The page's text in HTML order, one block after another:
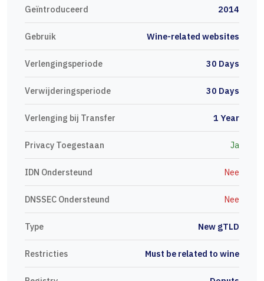
Geïntroduceerd 2014
Gebruik Wine-related websites
Verlengingsperiode 30 Days
Verwijderingsperiode 30 Days
Verlenging bij Transfer 1 Year
Privacy Toegestaan Ja
IDN Ondersteund Nee
DNSSEC Ondersteund Nee
Type New gTLD
Restricties Must be related to wine